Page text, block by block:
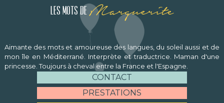
Les mots de Marguerite
Aimante des mots et amoureuse des langues, du soleil aussi et de
mon île en Méditerrané. Interprète et traductrice. Maman d'une
princesse. Toujours à cheval entre la France et l'Espagne.
CONTACT
PRESTATIONS